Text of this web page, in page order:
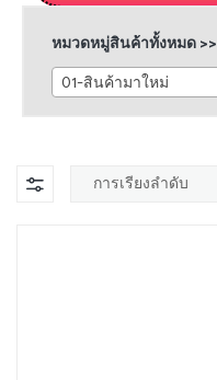
หมวดหมู่สินค้าทั้งหมด >>
01-สินค้ามาใหม่